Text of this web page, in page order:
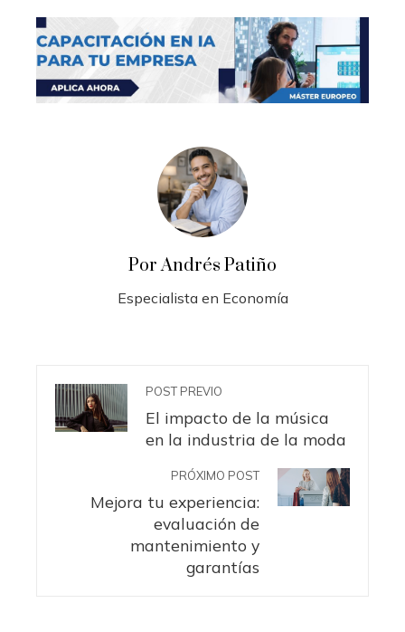
Por Andrés Patiño
Especialista en Economía
POST PREVIO
El impacto de la música
en la industria de la moda
PRÓXIMO POST
Mejora tu experiencia:
evaluación de
mantenimiento y
garantías